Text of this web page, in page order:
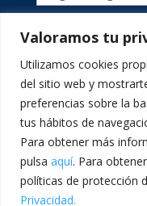
Valoramos tu
Utilizamos cookies
del sitio web y
preferencias sobre la
tus hábitos de
Para obtener más
pulsa aquí. Para
políticas de protección
Privacidad.
C/ Sant Lluís